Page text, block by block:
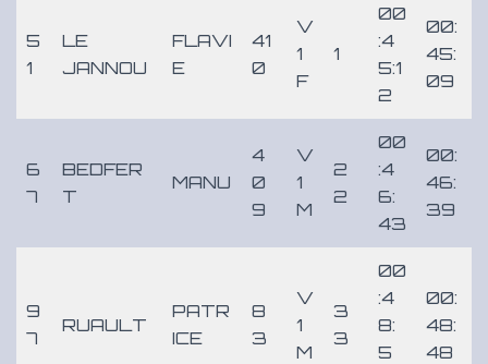
5
1
LE
JANNOU
FLAVI
E
41
0
V
1
F
1
00
:4
5:1
2
00:
45:
09
6
7
BEDFER
T
MANU
4
0
9
V
1
M
2
2
00
:4
6:
43
00:
46:
39
9
7
RUAULT
PATR
ICE
8
3
V
1
M
3
3
00
:4
8:
5
00:
48:
48